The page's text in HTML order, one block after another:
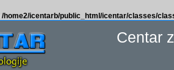
/home2/icentarb/public_html/icentar/classes/
Centar